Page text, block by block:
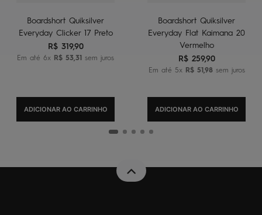
Boardshort Quiksilver
Everyday Clicker 17 Preto
R$ 319,90
Em até 6x R$ 53 31 sem juros
ADICIONAR AO CARRINHO
Boardshort Quiksilver
Everyday Flat Kaimana 20
Vermelho
R$ 259,90
Em até 5x R$ 51,98sem juros
ADICIONAR AO CARRINHO